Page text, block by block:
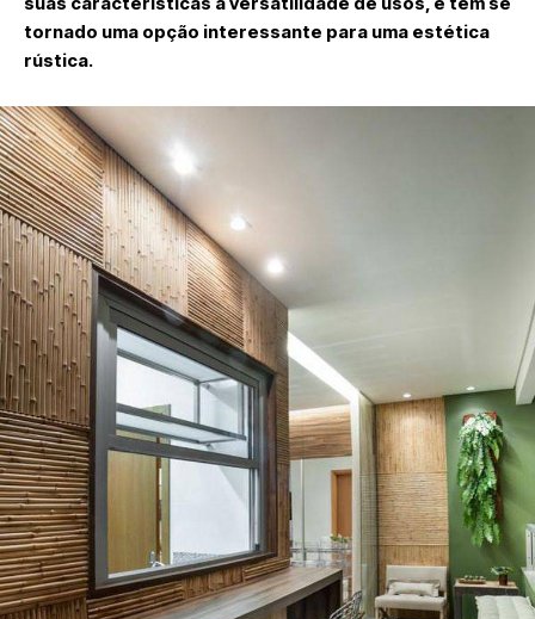
tornado uma opção interessante para uma estética
rústica.